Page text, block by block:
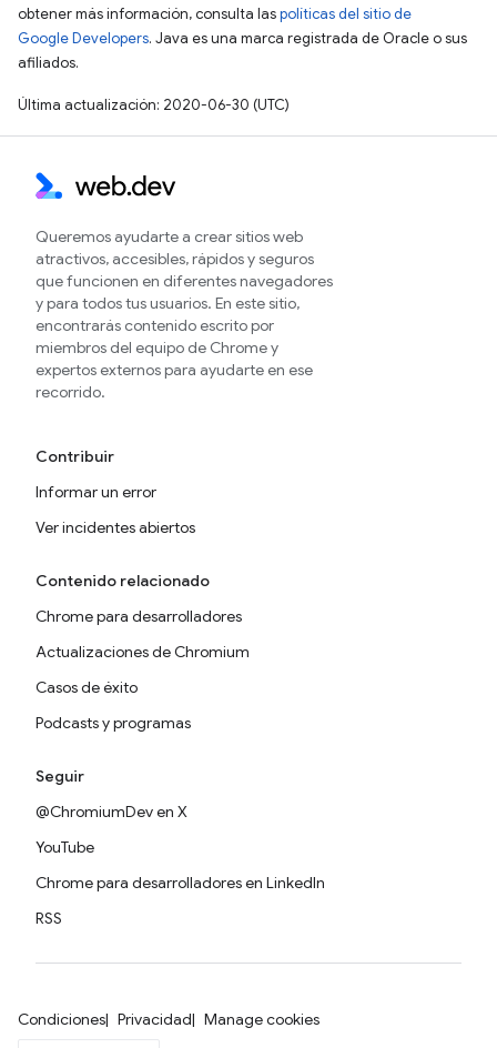
obtener más información, consulta laspolíticas del sitio de
Google Developers. Java es una marca registrada de Oracle o sus
afiliados.
Última actualización: 2020-06-30 (UTC)
Queremos ayudarte a crear sitios web
atractivos, accesibles, rápidos y seguros
que funcionen en diferentes navegadores
y para todos tus usuarios. En este sitio,
encontrarás contenido escrito por
miembros del equipo de Chrome y
expertos externos para ayudarte en ese
recorrido.
Contribuir
Informar un error
Ver incidentes abiertos
Contenido relacionado
Chrome para desarrolladores
Actualizaciones de Chromium
Casos de éxito
Podcasts y programas
Seguir
@ChromiumDev en X
YouTube
Chrome para desarrolladores en LinkedIn
RSS
Condiciones Privacidad Manage cookies